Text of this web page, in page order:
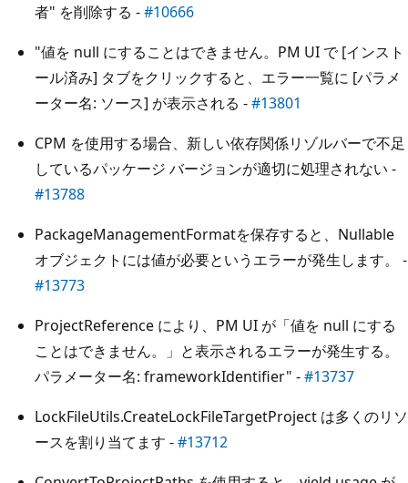
者" を削除する -#10666
"値を null にすることはできません。PM UI で [インスト
ール済み] タブをクリックすると、エラー一覧に [パラメ
ーター名: ソース] が表示される -#13801
CPM を使用する場合、新しい依存関係リゾルバーで不足
しているパッケージ バージョンが適切に処理されない -
#13788
PackageManagementFormatを保存すると、Nullable
オブジェクトには値が必要というエラーが発生します。 -
#13773
ProjectReference により、PM UI が「値を null にする
ことはできません。」と表示されるエラーが発生する。
パラメーター名: frameworkIdentifier" -#13737
LockFileUtils.CreateLockFileTargetProject は多くのリソ
ースを割り当てます -#13712